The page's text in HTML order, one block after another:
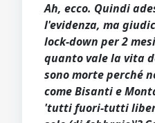
Ah, ecco. Quindi
l'evidenza, ma
lock-down per 2
quanto vale la vita
sono morte perché
come Bisanti e
'tutti fuori-tutti